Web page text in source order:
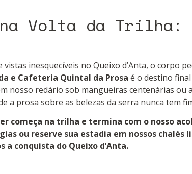
na Volta da Trilha:
inesquecíveis no Queixo d’Anta, o corpo
e Cafeteria Quintal da Prosa é o destino
nosso redário sob mangueiras centenárias ou
a prosa sobre as belezas da serra nunca tem
começa na trilha e termina com o nosso
ou reserve sua estadia em nossos
a conquista do Queixo d’Anta.